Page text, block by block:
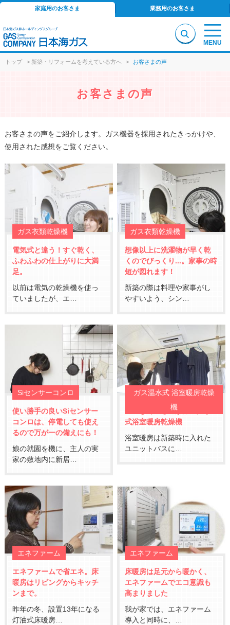
家庭用のお客さま 業務用のお客さま
MENU
トップ > 新築・リフォームを考えている方へ > お客さまの声
お客さまの声
お客さまの声をご紹介します。ガス機器を採用されたきっかけや、
使用された感想をご覧ください。
ガス衣類乾燥機
電気式と違う！すぐ乾く、
ふわふわの仕上がりに大満
足。
以前は電気の乾燥機を使っ
ていましたが、エ…
ガス衣類乾燥機
想像以上に洗濯物が早く乾
くのでびっくり...。家事の時
短が図れます！
新築の際は料理や家事がし
やすいよう、シン…
Siセンサーコンロ
使い勝手の良いSiセンサー
コンロは、停電しても使え
るので万が一の備えにも！
娘の就園を機に、主人の実
家の敷地内に新居…
ガス温水式 浴室暖房乾燥
機
重宝しているのがガス温水
式浴室暖房乾燥機
浴室暖房は新築時に入れた
ユニットバスに…
エネファーム
エネファームで省エネ。床
暖房はリビングからキッチ
ンまで。
昨年の冬、設置13年になる
灯油式床暖房…
エネファーム
床暖房は足元から暖かく、
エネファームでエコ意識も
高まりました
我が家では、エネファーム
導入と同時に、…